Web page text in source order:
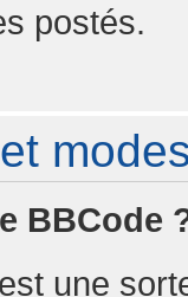
postés.
BBCode
une